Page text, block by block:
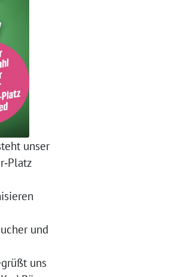
unser
und
uns